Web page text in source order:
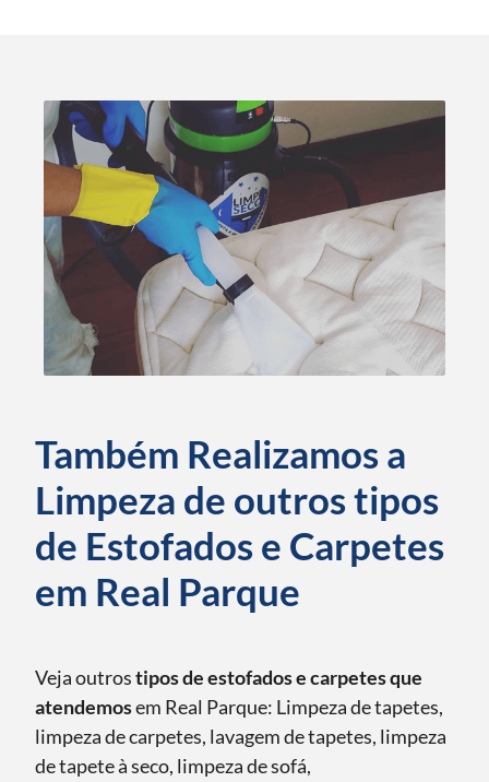
Também Realizamos a
Limpeza de outros tipos
de Estofados e Carpetes
em Real Parque
Veja outrostipos de estofados e carpetes que
atendemosem Real Parque: Limpeza de tapetes,
limpeza de carpetes, lavagem de tapetes, limpeza
de tapete à seco, limpeza de sofá,